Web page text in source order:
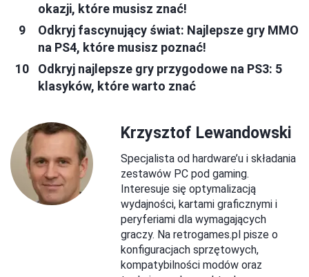
okazji, które musisz znać!
Odkryj fascynujący świat: Najlepsze gry MMO
na PS4, które musisz poznać!
Odkryj najlepsze gry przygodowe na PS3: 5
klasyków, które warto znać
Krzysztof Lewandowski
Specjalista od hardware’u i składania
zestawów PC pod gaming.
Interesuje się optymalizacją
wydajności, kartami graficznymi i
peryferiami dla wymagających
graczy. Na retrogames.pl pisze o
konfiguracjach sprzętowych,
kompatybilności modów oraz